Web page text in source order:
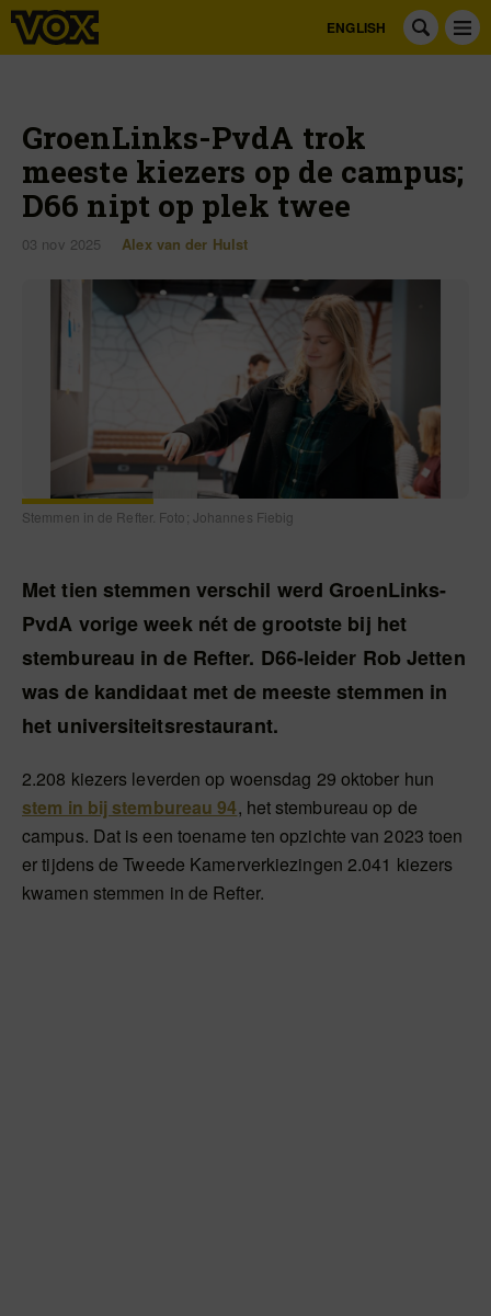
ENGLISH
GroenLinks-PvdA trok
meeste kiezers op de campus;
D66 nipt op plek twee
03 nov 2025 Alex van der Hulst
Stemmen in de Refter. Foto; Johannes Fiebig
Met tien stemmen verschil werd GroenLinks-
PvdA vorige week nét de grootste bij het
stembureau in de Refter. D66-leider Rob Jetten
was de kandidaat met de meeste stemmen in
het universiteitsrestaurant.
2.208 kiezers leverden op woensdag 29 oktober hun
stem in bij stembureau 94, het stembureau op de
campus. Dat is een toename ten opzichte van 2023 toen
er tijdens de Tweede Kamerverkiezingen 2.041 kiezers
kwamen stemmen in de Refter.